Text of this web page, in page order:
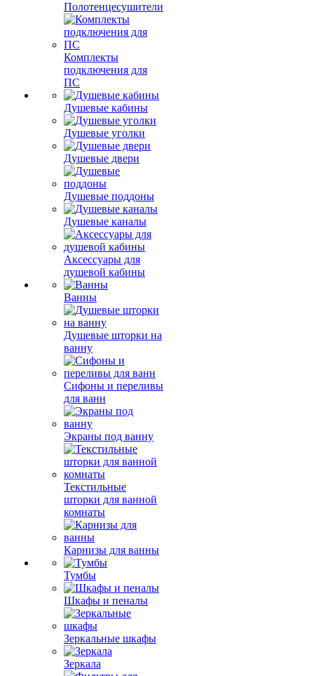
Полотенцесушители
Комплекты
подключения для
ПС
Душевые кабины
Душевые уголки
Душевые двери
Душевые поддоны
Душевые каналы
Аксессуары для
душевой кабины
Ванны
Душевые шторки на
ванну
Сифоны и переливы
для ванн
Экраны под ванну
Текстильные
шторки для ванной
комнаты
Карнизы для ванны
Тумбы
Шкафы и пеналы
Зеркальные шкафы
Зеркала